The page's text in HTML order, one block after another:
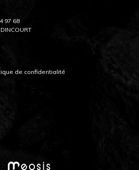
97 68
de confidentialité